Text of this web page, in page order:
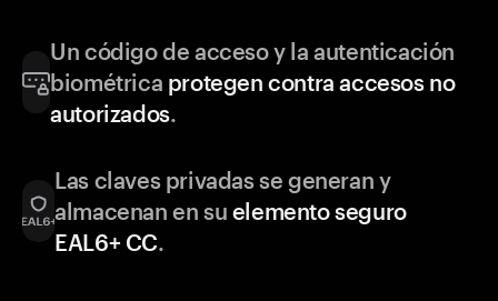
Un código de acceso y la autenticación
biométrica protegen contra accesos no
autorizados.
Las claves privadas se generan y
almacenan en su elemento seguro
EAL6+ CC.